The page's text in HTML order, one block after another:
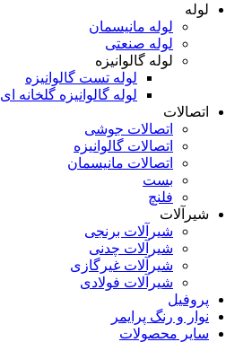
لوله
لوله مانیسمان
لوله صنعتی
لوله گالوانیزه
لوله تست گالوانیزه
لوله گالوانیزه گلخانه ای
اتصالات
اتصالات جوشی
اتصالات گالوانیزه
اتصالات مانیسمان
بست
فلنچ
شیرآلات
شیرآلات برنجی
شیرآلات چدنی
شیرآلات غیرگازی
شیرآلات فولادی
پروفیل
نوار و رنگ پرایمر
سایر محصولات